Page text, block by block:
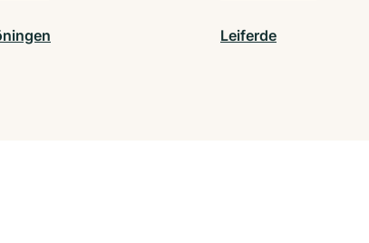
Leiferde